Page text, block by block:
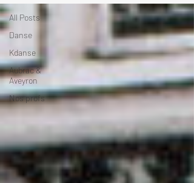
All Posts
Danse
Kdanse
Aubrac &
Aveyron
Nos profs